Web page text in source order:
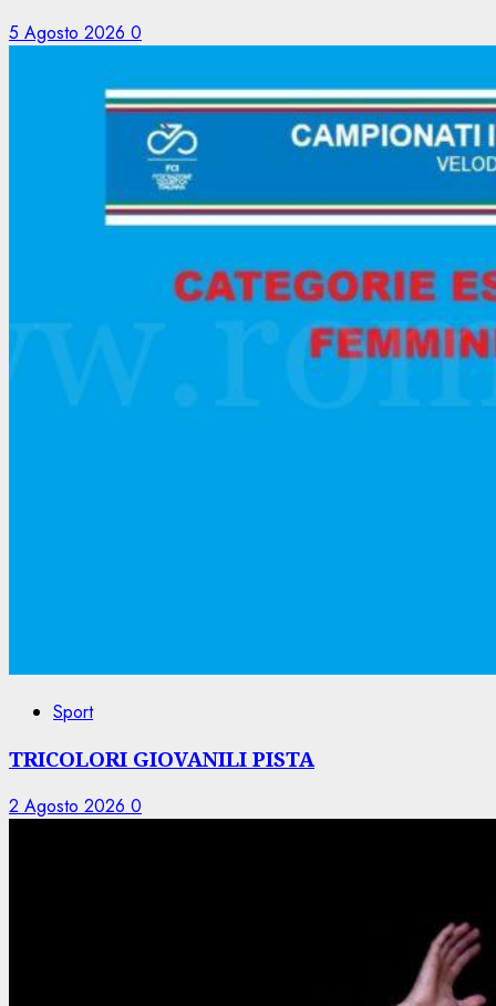
5 Agosto 2026 0
Sport
TRICOLORI GIOVANILI PISTA
2 Agosto 2026 0